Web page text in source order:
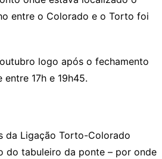
entre o Colorado e o Torto foi
logo após o fechamento
17h e 19h45.
da Ligação Torto-Colorado
do tabuleiro da ponte – por onde